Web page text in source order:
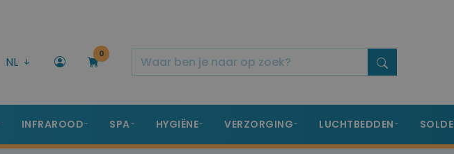
NL
0
INFRAROOD SPA HYGIËNE VERZORGING LUCHTBEDDEN